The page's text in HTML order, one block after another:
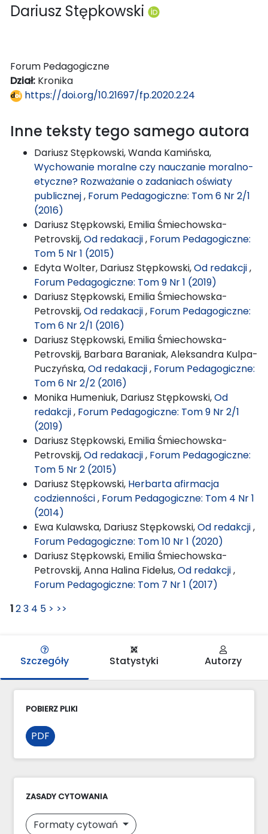
Dariusz Stępkowski
Forum Pedagogiczne
Dział: Kronika
https://doi.org/10.21697/fp.2020.2.24
Inne teksty tego samego autora
Dariusz Stępkowski, Wanda Kamińska,
Wychowanie moralne czy nauczanie moralno-
etyczne? Rozważanie o zadaniach oświaty
publicznej, Forum Pedagogiczne: Tom 6 Nr 2/1
(2016)
Dariusz Stępkowski, Emilia Śmiechowska-
Petrovskij,Od redakacji, Forum Pedagogiczne:
Tom 5 Nr 1 (2015)
Edyta Wolter, Dariusz Stępkowski,Od redakcji,
Forum Pedagogiczne: Tom 9 Nr 1 (2019)
Dariusz Stępkowski, Emilia Śmiechowska-
Petrovskij,Od redakacji, Forum Pedagogiczne:
Tom 6 Nr 2/1 (2016)
Dariusz Stępkowski, Emilia Śmiechowska-
Petrovskij, Barbara Baraniak, Aleksandra Kulpa-
Puczyńska,Od redakacji, Forum Pedagogiczne:
Tom 6 Nr 2/2 (2016)
Monika Humeniuk, Dariusz Stępkowski,Od
redakcji, Forum Pedagogiczne: Tom 9 Nr 2/1
(2019)
Dariusz Stępkowski, Emilia Śmiechowska-
Petrovskij,Od redakacji, Forum Pedagogiczne:
Tom 5 Nr 2 (2015)
Dariusz Stępkowski, Herbarta afirmacja
codzienności, Forum Pedagogiczne: Tom 4 Nr 1
(2014)
Ewa Kulawska, Dariusz Stępkowski,Od redakcji,
Forum Pedagogiczne: Tom 10 Nr 1 (2020)
Dariusz Stępkowski, Emilia Śmiechowska-
Petrovskij, Anna Halina Fidelus,Od redakcji,
Forum Pedagogiczne: Tom 7 Nr 1 (2017)
123 4 5 > >>
Szczegóły Statystyki Autorzy
POBIERZ PLIKI
PDF
ZASADY CYTOWANIA
Formaty cytowań